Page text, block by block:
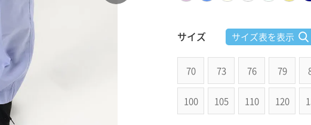
サイズ サイズ表を表示
70 73 76 79
100 105 110 120